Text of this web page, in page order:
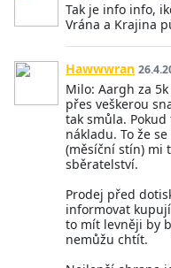
Tak je info info,
Vrána a Krajina
Hawwwran
Milo: Aargh za
přes veškerou
tak smůla.
nákladu. To že
(měsíční stín) mi
sběratelství.
Prodej před
informovat
to mít levněji by
nemůžu chtít.